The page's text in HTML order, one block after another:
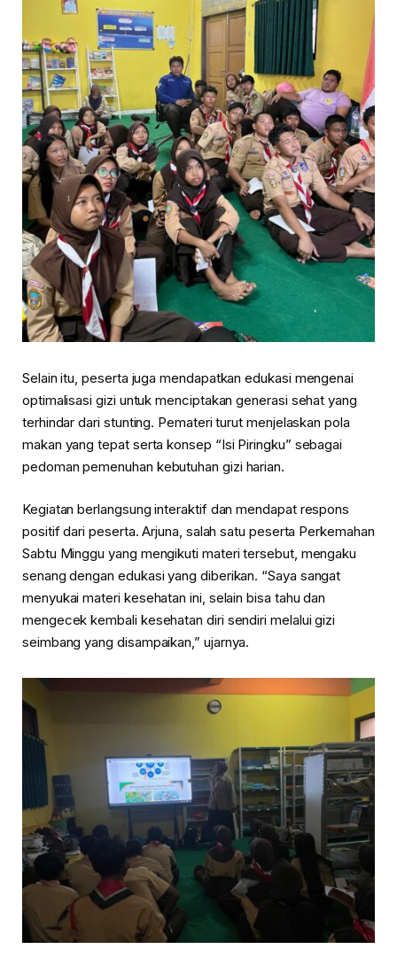
Selain itu, peserta juga mendapatkan edukasi mengenai
optimalisasi gizi untuk menciptakan generasi sehat yang
terhindar dari stunting. Pemateri turut menjelaskan pola
makan yang tepat serta konsep “Isi Piringku” sebagai
pedoman pemenuhan kebutuhan gizi harian.
Kegiatan berlangsung interaktif dan mendapat respons
positif dari peserta. Arjuna, salah satu peserta Perkemahan
Sabtu Minggu yang mengikuti materi tersebut, mengaku
senang dengan edukasi yang diberikan. “Saya sangat
menyukai materi kesehatan ini, selain bisa tahu dan
mengecek kembali kesehatan diri sendiri melalui gizi
seimbang yang disampaikan,” ujarnya.